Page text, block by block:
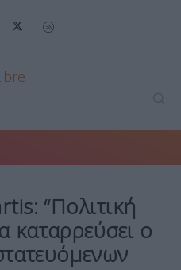
“Πολιτική
καταρρεύσει ο